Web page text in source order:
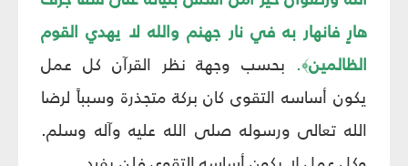
هارٍ فانهار به في نار جهنم والله لا يهدي القوم
الظالمين﴾. بحسب وجهة نظر القرآن كل عمل
يكون أساسه التقوى كان بركة متجذرة وسبباً لرضا
الله تعالى ورسوله صلى الله عليه وآله وسلم.